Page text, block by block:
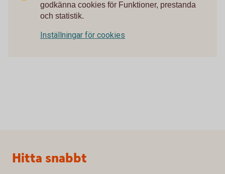
godkänna cookies för Funktioner, prestanda
och statistik.
Inställningar för cookies
Sidfot
Hitta snabbt